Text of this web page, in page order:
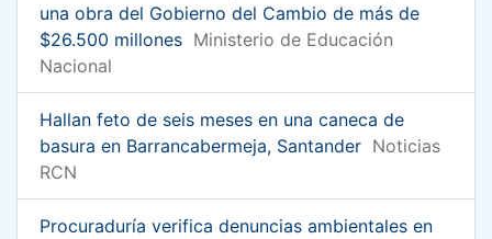
una obra del Gobierno del Cambio de más de
$26.500 millones Ministerio de Educación
Nacional
Hallan feto de seis meses en una caneca de
basura en Barrancabermeja, Santander Noticias
RCN
Procuraduría verifica denuncias ambientales en